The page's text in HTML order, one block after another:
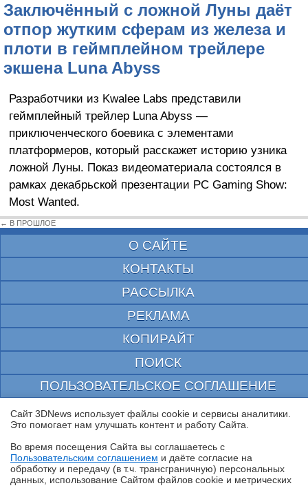
Заключённый с ложной Луны даёт
отпор жутким сферам из железа и
плоти в геймплейном трейлере
экшена Luna Abyss
Разработчики из Kwalee Labs представили
геймплейный трейлер Luna Abyss —
приключенческого боевика с элементами
платформеров, который расскажет историю узника
ложной Луны. Показ видеоматериала состоялся в
рамках декабрьской презентации PC Gaming Show:
Most Wanted.
← В ПРОШЛОЕ
О САЙТЕ
КОНТАКТЫ
РАССЫЛКА
РЕКЛАМА
КОПИРАЙТ
ПОИСК
ПОЛЬЗОВАТЕЛЬСКОЕ СОГЛАШЕНИЕ
ЗАЩИЩЕНО CURATOR
© 1997—2026 Электронное периодическое издание "3ДНьюс" | Свидетельство о
выдано Федеральной Службой по надзору за соблюдением законодательства в сфере
массовых коммуникаций и охране культурного наследия
При цитировании документа ссылка на сайт с указанием автора обязательна. Полное
заимствование документа является нарушением
Сайт 3DNews использует файлы cookie и сервисы аналитики.
Это помогает нам улучшать контент и работу Cайта.
Во время посещения Cайта вы соглашаетесь с
Пользовательским соглашением и даёте согласие на
обработку и передачу (в т.ч. трансграничную) персональных
данных, использование Cайтом файлов cookie и метрических